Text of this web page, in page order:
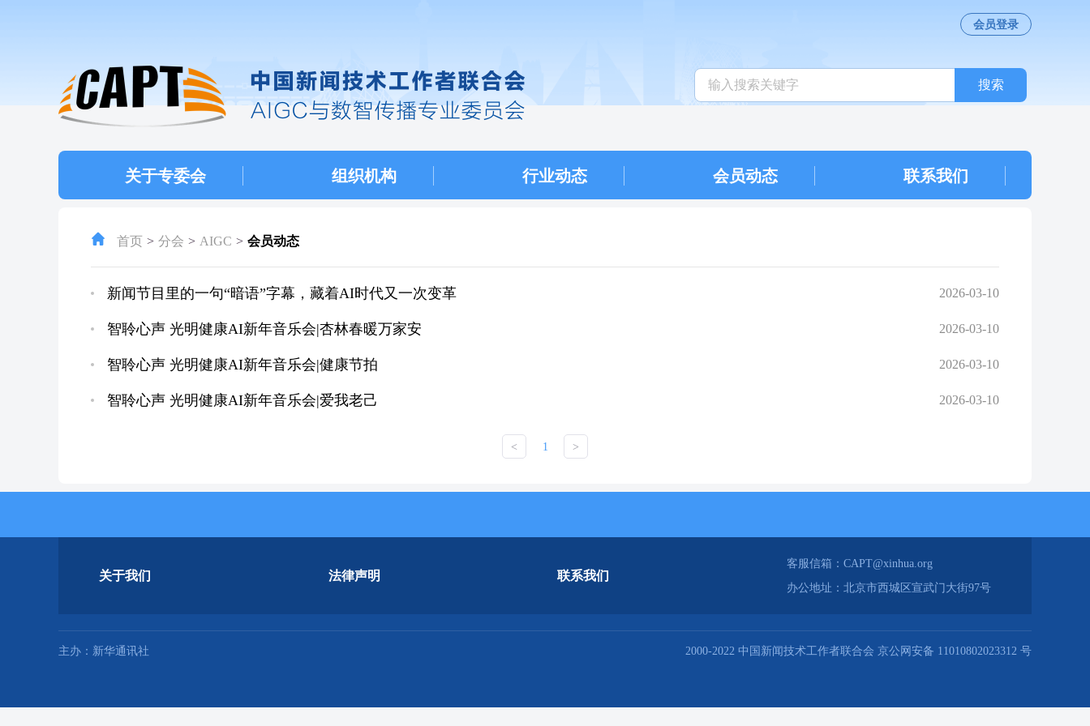
会员登录
搜索
关于专委会 组织机构 行业动态 会员动态 联系我们
首页 分会 AIGC 会员动态
新闻节目里的一句“暗语”字幕，藏着AI时代又一次变革 2026-03-10
智聆心声 光明健康AI新年音乐会|杏林春暖万家安 2026-03-10
智聆心声 光明健康AI新年音乐会|健康节拍 2026-03-10
智聆心声 光明健康AI新年音乐会|爱我老己 2026-03-10
< 1 >
关于我们 法律声明 联系我们
客服信箱：CAPT@xinhua.org
办公地址：北京市西城区宣武门大街97号
主办：新华通讯社 2000-2022 中国新闻技术工作者联合会 京公网安备 11010802023312 号